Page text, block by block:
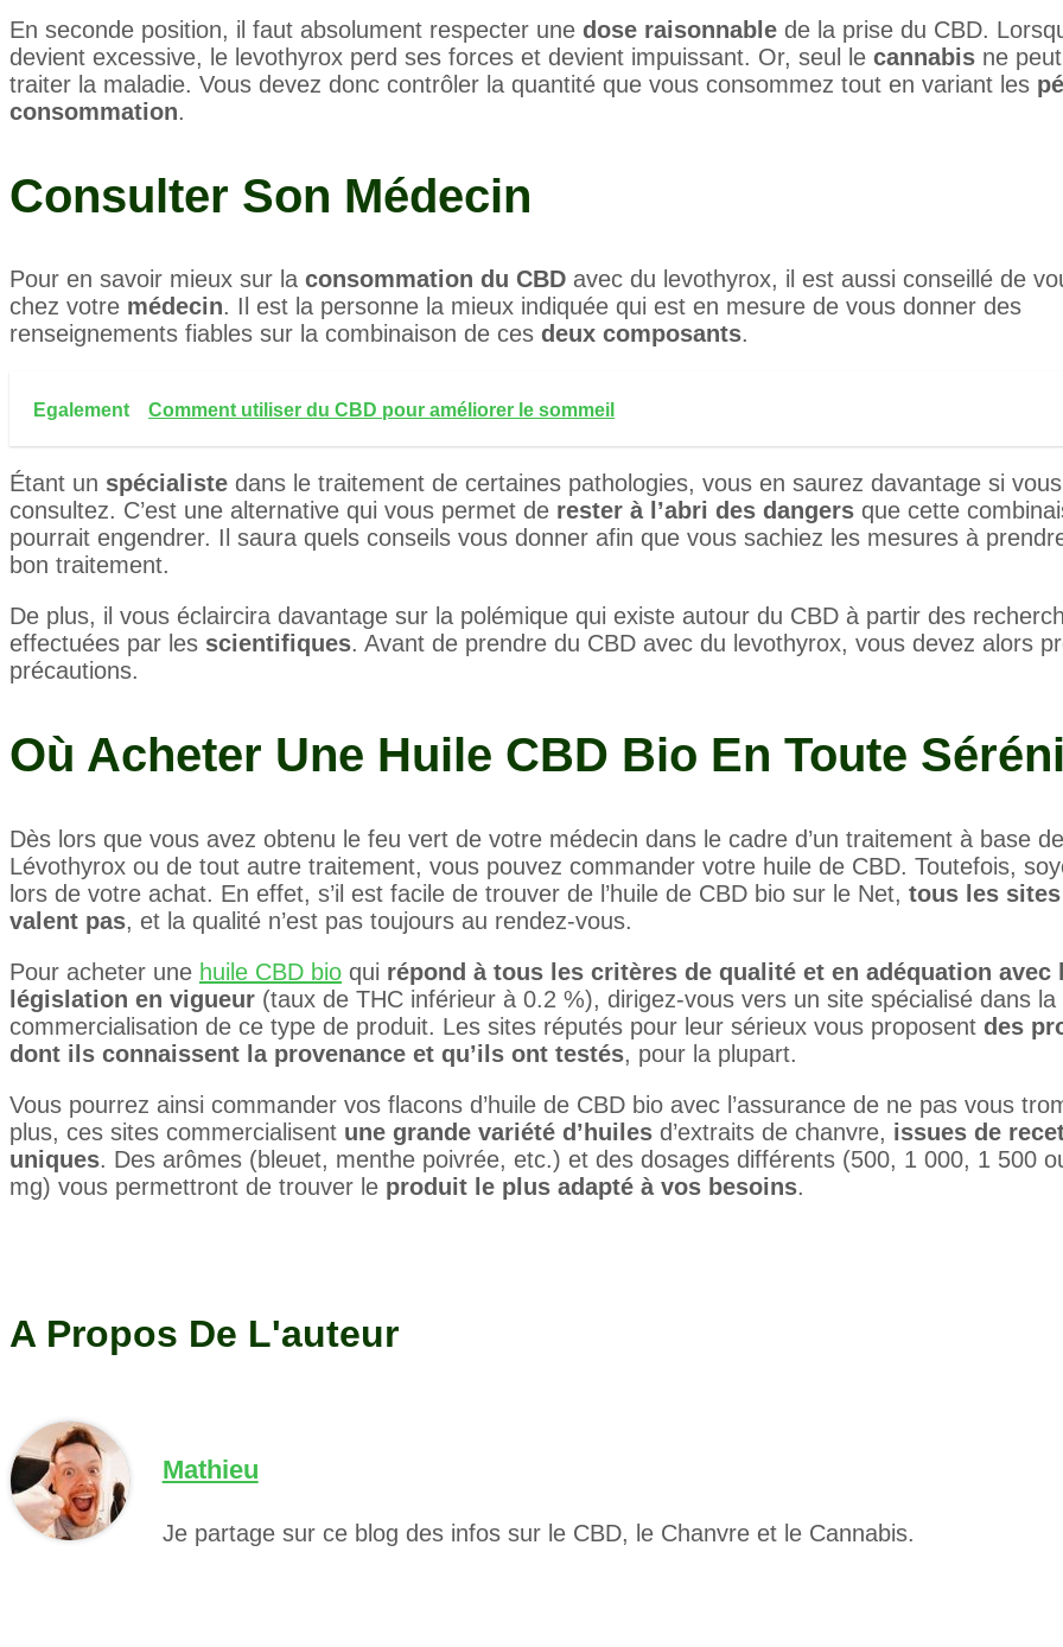
En seconde position, il faut absolument respecter une dose raisonnable de la prise du CBD.
devient excessive, le levothyrox perd ses forces et devient impuissant. Or, seul le cannabis ne
traiter la maladie. Vous devez donc contrôler la quantité que vous consommez tout en variant les
consommation.
Consulter Son Médecin
Pour en savoir mieux sur la consommation du CBD avec du levothyrox, il est aussi conseillé de
chez votre médecin. Il est la personne la mieux indiquée qui est en mesure de vous donner des
renseignements fiables sur la combinaison de ces deux composants.
Egalement Comment utiliser du CBD pour améliorer le sommeil
Étant un spécialiste dans le traitement de certaines pathologies, vous en saurez davantage si
consultez. C’est une alternative qui vous permet de rester à l’abri des dangers que cette
pourrait engendrer. Il saura quels conseils vous donner afin que vous sachiez les mesures à
bon traitement.
De plus, il vous éclaircira davantage sur la polémique qui existe autour du CBD à partir des
effectuées par les scientifiques. Avant de prendre du CBD avec du levothyrox, vous devez alors
précautions.
Où Acheter Une Huile CBD Bio En Toute
Dès lors que vous avez obtenu le feu vert de votre médecin dans le cadre d’un traitement à base de
Lévothyrox ou de tout autre traitement, vous pouvez commander votre huile de CBD. Toutefois,
lors de votre achat. En effet, s’il est facile de trouver de l’huile de CBD bio sur le Net, tous les
valent pas, et la qualité n’est pas toujours au rendez-vous.
Pour acheter une huile CBD bio qui répond à tous les critères de qualité et en adéquation avec
législation en vigueur (taux de THC inférieur à 0.2 %), dirigez-vous vers un site spécialisé dans la
commercialisation de ce type de produit. Les sites réputés pour leur sérieux vous proposent des
dont ils connaissent la provenance et qu’ils ont testés, pour la plupart.
Vous pourrez ainsi commander vos flacons d’huile de CBD bio avec l’assurance de ne pas vous
plus, ces sites commercialisent une grande variété d’huiles d’extraits de chanvre, issues de
uniques. Des arômes (bleuet, menthe poivrée, etc.) et des dosages différents (500, 1 000, 1 500
mg) vous permettront de trouver le produit le plus adapté à vos besoins.
A Propos De L'auteur
Mathieu
Je partage sur ce blog des infos sur le CBD, le Chanvre et le Cannabis.